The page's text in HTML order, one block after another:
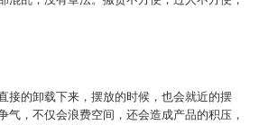
接的卸载下来，摆放的时候，也会就近的摆
气，不仅会浪费空间，还会造成产品的积压，